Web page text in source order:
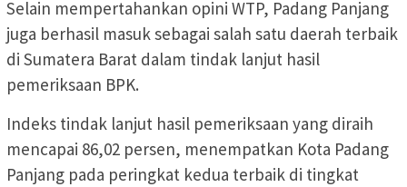
Selain mempertahankan opini WTP, Padang Panjang
juga berhasil masuk sebagai salah satu daerah terbaik
di Sumatera Barat dalam tindak lanjut hasil
pemeriksaan BPK.
Indeks tindak lanjut hasil pemeriksaan yang diraih
mencapai 86,02 persen, menempatkan Kota Padang
Panjang pada peringkat kedua terbaik di tingkat